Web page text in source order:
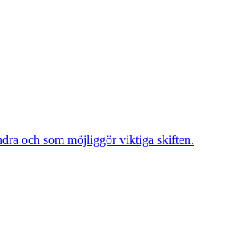
och som möjliggör viktiga skiften.